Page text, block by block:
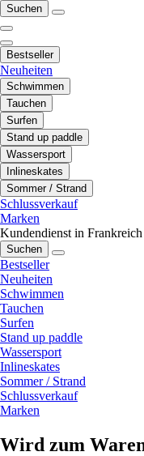
Suchen
Bestseller
Neuheiten
Schwimmen
Tauchen
Surfen
Stand up paddle
Wassersport
Inlineskates
Sommer / Strand
Schlussverkauf
Marken
Kundendienst in Frankreich
Suchen
Bestseller
Neuheiten
Schwimmen
Tauchen
Surfen
Stand up paddle
Wassersport
Inlineskates
Sommer / Strand
Schlussverkauf
Marken
Wird zum